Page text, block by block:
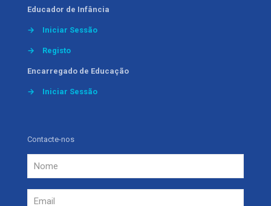
Educador de Infância
→ Iniciar Sessão
→ Registo
Encarregado de Educação
→ Iniciar Sessão
Contacte-nos